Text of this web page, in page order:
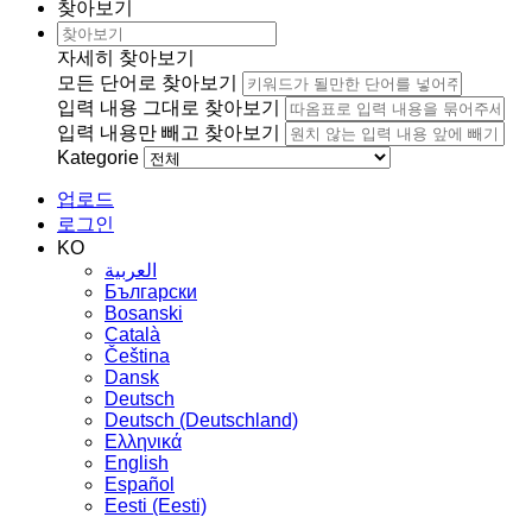
찾아보기
자세히 찾아보기
모든 단어로 찾아보기
입력 내용 그대로 찾아보기
입력 내용만 빼고 찾아보기
Kategorie
업로드
로그인
KO
العربية
Български
Bosanski
Сatalà
Čeština
Dansk
Deutsch
Deutsch (Deutschland)
Ελληνικά
English
Español
Eesti (Eesti)